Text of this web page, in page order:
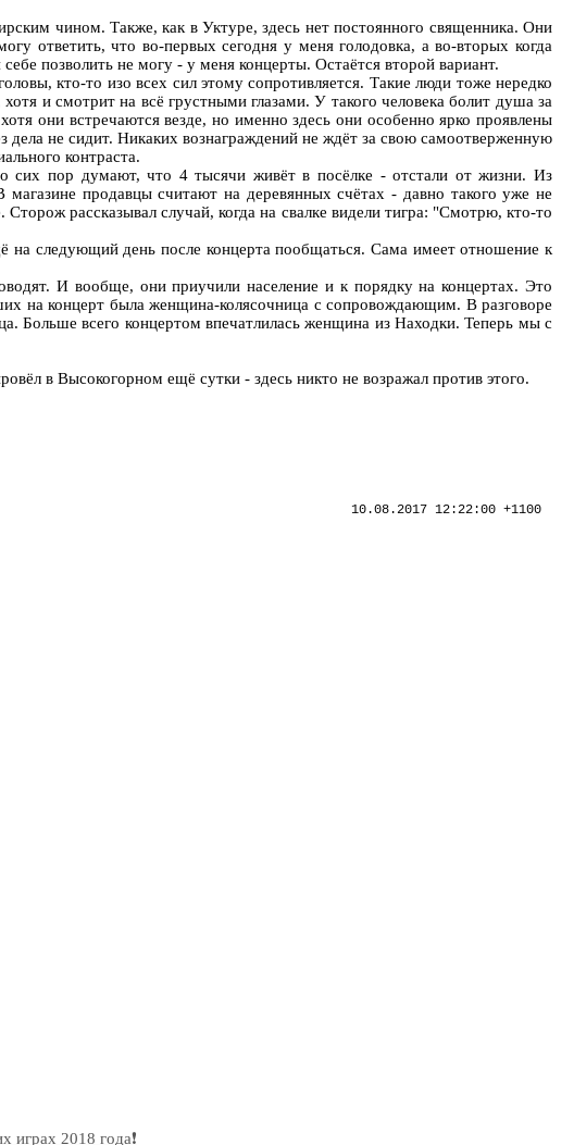
чином. Также, как в Уктуре, здесь нет постоянного священника. Они
ответить, что во-первых сегодня у меня голодовка, а во-вторых когда
позволить не могу - у меня концерты. Остаётся второй вариант.
кто-то изо всех сил этому сопротивляется. Такие люди тоже нередко
и смотрит на всё грустными глазами. У такого человека болит душа за
они встречаются везде, но именно здесь они особенно ярко проявлены
не сидит. Никаких вознаграждений не ждёт за свою самоотверженную
контраста.
сих пор думают, что 4 тысячи живёт в посёлке - отстали от жизни. Из
продавцы считают на деревянных счётах - давно такого уже не
рассказывал случай, когда на свалке видели тигра: "Смотрю, кто-то
на следующий день после концерта пообщаться. Сама имеет отношение к
И вообще, они приучили население и к порядку на концертах. Это
на концерт была женщина-колясочница с сопровождающим. В разговоре
Больше всего концертом впечатлилась женщина из Находки. Теперь мы с
в Высокогорном ещё сутки - здесь никто не возражал против этого.
10.08.2017 12:22:00 +1100
2018 года❗️